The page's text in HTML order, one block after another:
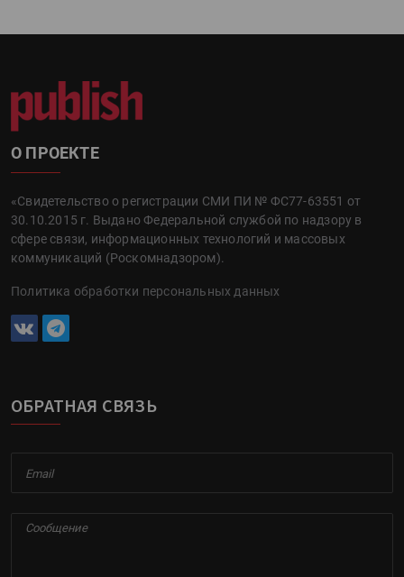
О ПРОЕКТЕ
«Свидетельство о регистрации СМИ ПИ № ФС77-63551 от
30.10.2015 г. Выдано Федеральной службой по надзору в
сфере связи, информационных технологий и массовых
коммуникаций (Роскомнадзором).
Политика обработки персональных данных
ОБРАТНАЯ СВЯЗЬ